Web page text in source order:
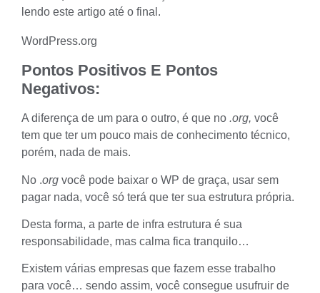
lendo este artigo até o final.
WordPress.org
Pontos Positivos E Pontos
Negativos:
A diferença de um para o outro, é que no .org, você
tem que ter um pouco mais de conhecimento técnico,
porém, nada de mais.
No .org você pode baixar o WP de graça, usar sem
pagar nada, você só terá que ter sua estrutura própria.
Desta forma, a parte de infra estrutura é sua
responsabilidade, mas calma fica tranquilo…
Existem várias empresas que fazem esse trabalho
para você… sendo assim, você consegue usufruir de